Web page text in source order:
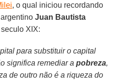
, o qual iniciou recordando
argentinoJuan Bautista
XIX:
para substituir o capital
significa remediar apobreza,
de outro não é a riqueza do